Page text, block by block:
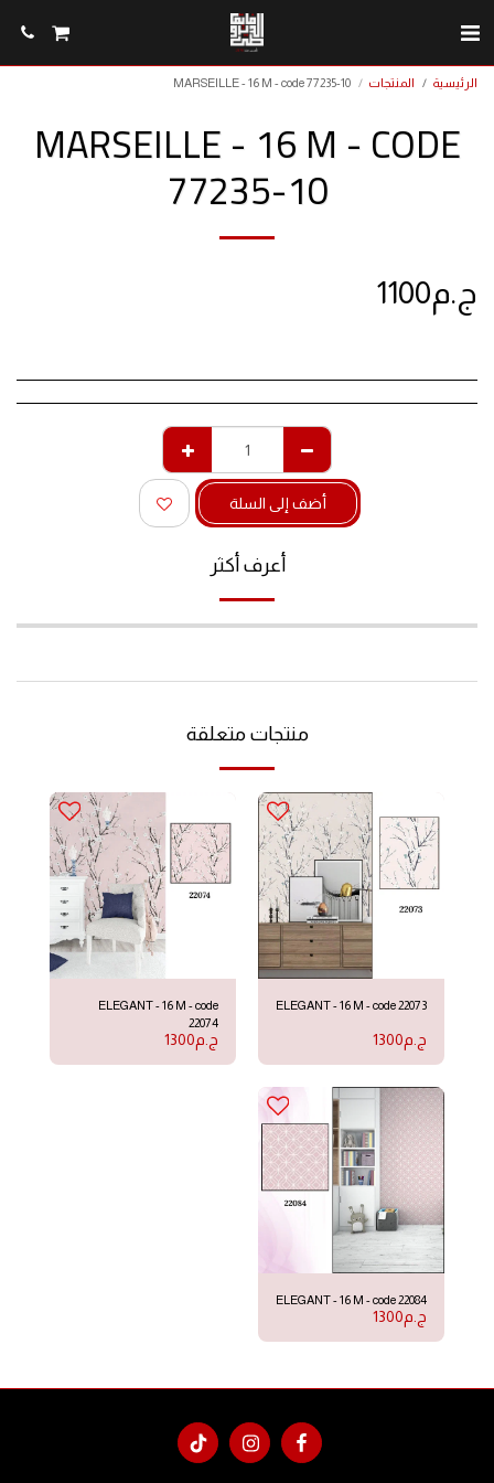
الرئيسية المنتجات MARSEILLE - 16 M - code 77235-10
MARSEILLE - 16 M - CODE
77235-10
ج.م1100
أضف إلى السلة
أعرف أكثر
منتجات متعلقة
ELEGANT - 16 M - code 22073
ج.م1300
ELEGANT - 16 M - code
22074
ج.م1300
ELEGANT - 16 M - code 22084
ج.م1300